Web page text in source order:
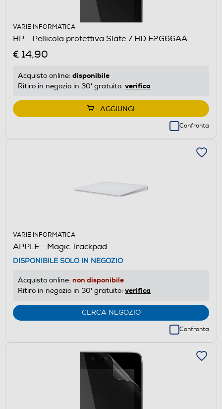
VARIE INFORMATICA
HP - Pellicola protettiva Slate 7 HD F2G66AA
€ 14,90
Acquisto online: disponibile
Ritiro in negozio in 30' gratuito: verifica
AGGIUNGI
Confronta
VARIE INFORMATICA
APPLE - Magic Trackpad
DISPONIBILE SOLO IN NEGOZIO
Acquisto online: non disponibile
Ritiro in negozio in 30' gratuito: verifica
CERCA NEGOZIO
Confronta